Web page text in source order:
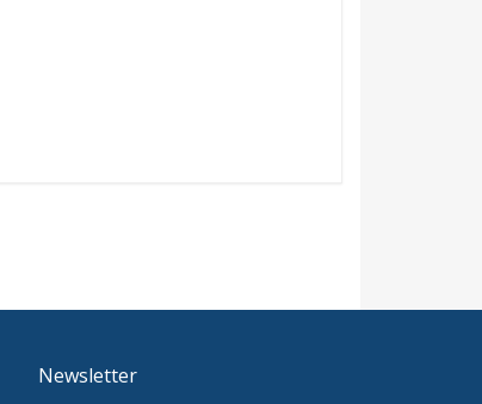
Newsletter